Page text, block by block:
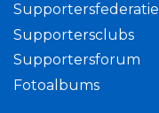
Supportersfederatie
Supportersclubs
Supportersforum
Fotoalbums